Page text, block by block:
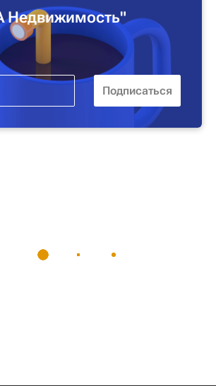
Недвижимость"